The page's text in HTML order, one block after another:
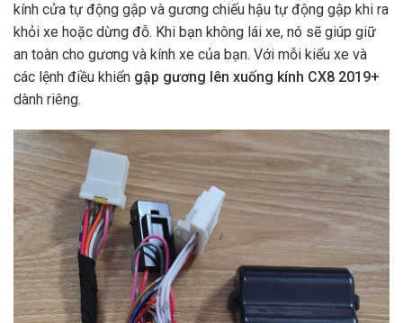
kính cửa tự động gập và gương chiếu hậu tự động gập khi ra
khỏi xe hoặc dừng đỗ. Khi bạn không lái xe, nó sẽ giúp giữ
an toàn cho gương và kính xe của bạn. Với mỗi kiểu xe và
các lệnh điều khiển gập gương lên xuống kính CX8 2019+
dành riêng.